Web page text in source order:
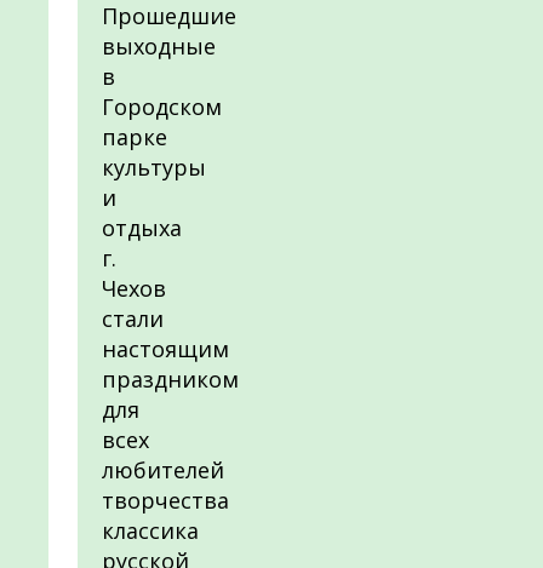
Прошедшие
выходные
в
Городском
парке
культуры
и
отдыха
г.
Чехов
стали
настоящим
праздником
для
всех
любителей
творчества
классика
русской